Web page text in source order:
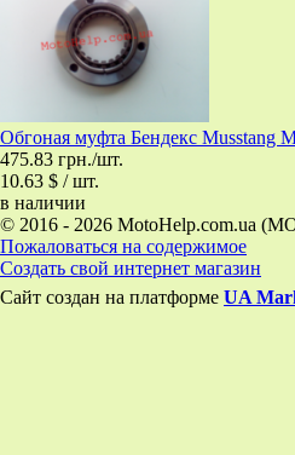
Обгоная муфта Бендекс Musstang
475.83 грн./шт.
10.63 $ / шт.
в наличии
© 2016 - 2026 MotoHelp.com.ua
Пожаловаться на содержимое
Создать свой интернет магазин
Сайт создан на платформе UA